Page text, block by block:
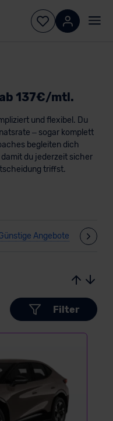
137€/mtl.
und flexibel. Du
– sogar komplett
begleiten dich
du jederzeit sicher
triffst.
Angebote >>
Filter